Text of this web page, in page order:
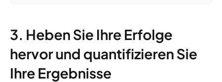
3. Heben Sie Ihre Erfolge
hervor und quantifizieren Sie
Ihre Ergebnisse